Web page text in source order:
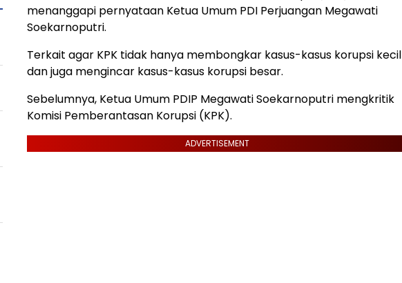
menanggapi pernyataan Ketua Umum PDI Perjuangan Megawati
Soekarnoputri.
Terkait agar KPK tidak hanya membongkar kasus-kasus korupsi kecil
dan juga mengincar kasus-kasus korupsi besar.
Sebelumnya, Ketua Umum PDIP Megawati Soekarnoputri mengkritik
Komisi Pemberantasan Korupsi (KPK).
ADVERTISEMENT